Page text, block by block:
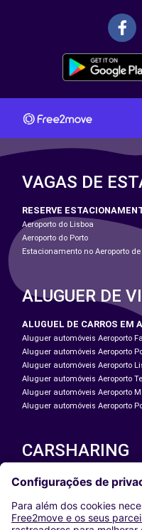
VAGAS DE
RESERVE
Aeroporto do Lisboa
Aeroporto do Porto
Estacionamento no Aeroporto de
ALUGUER DE
ALUGUEL DE CARROS EM
Aluguer automóveis Aeroporto
Aluguer automóveis Aeroporto
Aluguer automóveis Aeroporto
Aluguer automóveis Aeroporto
Aluguer automóveis Aeroporto
Aluguer automóveis Aeroporto
CARSHARING
NOSSAS CIDADES
Washington DC
Milan